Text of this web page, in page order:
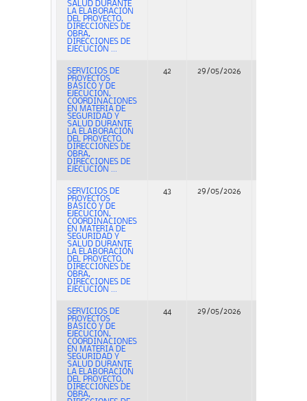
SALUD DURANTE
LA ELABORACIÓN
DEL PROYECTO,
DIRECCIONES DE
OBRA,
DIRECCIONES DE
EJECUCIÓN ...
SERVICIOS DE
PROYECTOS
BÁSICO Y DE
EJECUCIÓN,
COORDINACIONES
EN MATERIA DE
SEGURIDAD Y
SALUD DURANTE
LA ELABORACIÓN
DEL PROYECTO,
DIRECCIONES DE
OBRA,
DIRECCIONES DE
EJECUCIÓN ...
42 29/05/2026
SERVICIOS DE
PROYECTOS
BÁSICO Y DE
EJECUCIÓN,
COORDINACIONES
EN MATERIA DE
SEGURIDAD Y
SALUD DURANTE
LA ELABORACIÓN
DEL PROYECTO,
DIRECCIONES DE
OBRA,
DIRECCIONES DE
EJECUCIÓN ...
43 29/05/2026
SERVICIOS DE
PROYECTOS
BÁSICO Y DE
EJECUCIÓN,
COORDINACIONES
EN MATERIA DE
SEGURIDAD Y
SALUD DURANTE
LA ELABORACIÓN
DEL PROYECTO,
DIRECCIONES DE
OBRA,
44 29/05/2026